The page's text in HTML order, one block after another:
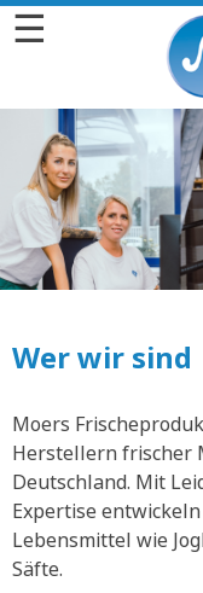
☰
Wer wir sind
Moers
Herstellern frischer
Deutschland. Mit
Expertise
Lebensmittel wie
Säfte.